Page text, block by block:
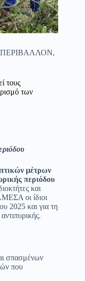
ΠΕΡΙΒΑΛΛΟΝ,
τους
των
μέτρων
περιόδου
και
οι ίδιοι
2025 και για τη
σπασμένων
που